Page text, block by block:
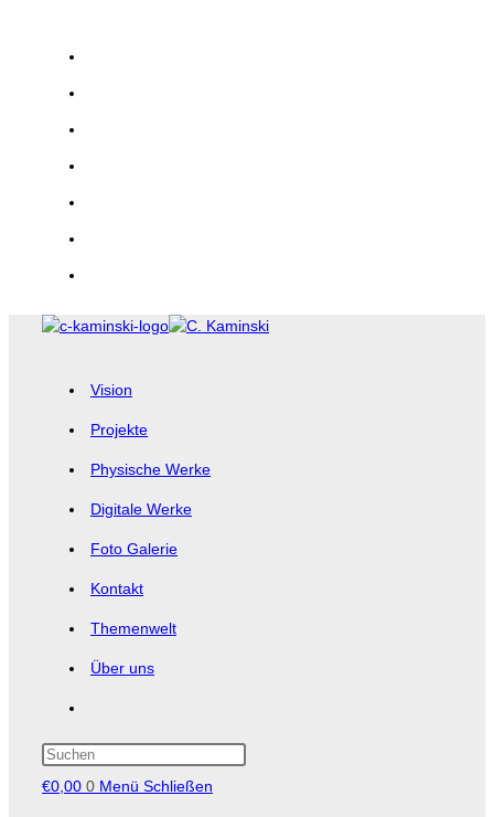
Vision
Projekte
Physische Werke
Digitale Werke
Foto Galerie
Kontakt
Themenwelt
Über uns
Suche
umschalten
€0,00 0 Menü Schließen